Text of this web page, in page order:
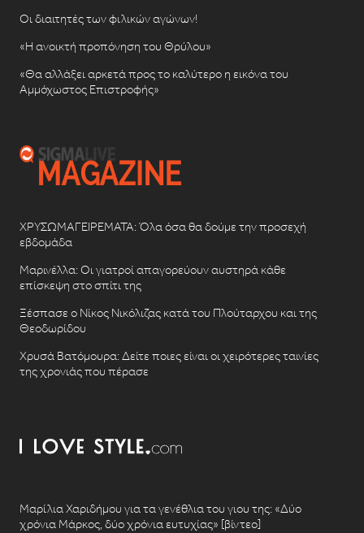
Οι διαιτητές των φιλικών αγώνων!
«Η ανοικτή προπόνηση του Θρύλου»
«Θα αλλάξει αρκετά προς το καλύτερο η εικόνα του
Αμμόχωστος Επιστροφής»
ΧΡΥΣΩΜΑΓΕΙΡΕΜΑΤΑ: Όλα όσα θα δούμε την προσεχή
εβδομάδα
Μαρινέλλα: Οι γιατροί απαγορεύουν αυστηρά κάθε
επίσκεψη στο σπίτι της
Ξέσπασε ο Νίκος Νικόλιζας κατά του Πλούταρχου και της
Θεοδωρίδου
Χρυσά Βατόμουρα: Δείτε ποιες είναι οι χειρότερες ταινίες
της χρονιάς που πέρασε
Μαρίλια Χαριδήμου για τα γενέθλια του γιου της: «Δύο
χρόνια Μάρκος, δύο χρόνια ευτυχίας» [βίντεο]